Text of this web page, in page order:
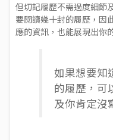
但切記履歷不需過度細節
要閱讀幾十封的履歷，因
應的資訊，也能展現出你
如果想要知
的履歷，可
及你肯定沒